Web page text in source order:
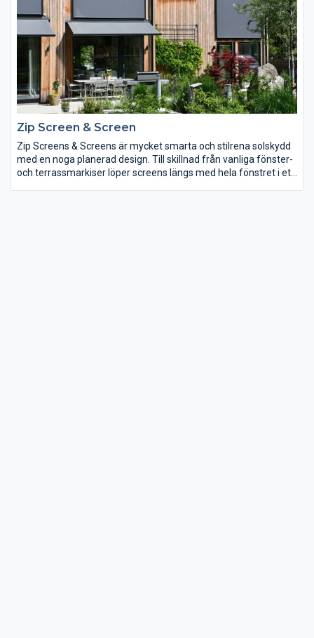
Zip Screen & Screen
Zip Screens & Screens är mycket smarta och stilrena solskydd
med en noga planerad design. Till skillnad från vanliga fönster-
och terrassmarkiser löper screens längs med hela fönstret i ett